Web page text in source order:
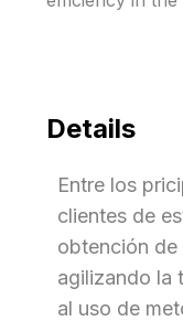
Details
Entre los
clientes de
obtención
agilizando la
al uso de